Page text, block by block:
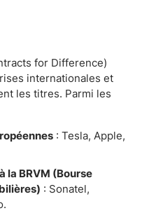
for Difference)
internationales et
les titres. Parmi les
: Tesla, Apple,
la BRVM (Bourse
: Sonatel,